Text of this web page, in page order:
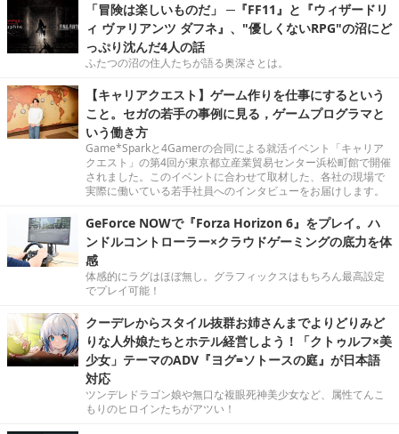
「冒険は楽しいものだ」 ─『FF11』と『ウィザードリ
ィ ヴァリアンツ ダフネ』、"優しくないRPG"の沼にど
っぷり沈んだ4人の話
ふたつの沼の住人たちが語る奥深さとは。
【キャリアクエスト】ゲーム作りを仕事にするという
こと。セガの若手の事例に見る，ゲームプログラマと
いう働き方
Game*Sparkと4Gamerの合同による就活イベント「キャリア
クエスト」の第4回が東京都立産業貿易センター浜松町館で開催
されました。このイベントに合わせて取材した、各社の現場で
実際に働いている若手社員へのインタビューをお届けします。
GeForce NOWで『Forza Horizon 6』をプレイ。ハ
ンドルコントローラー×クラウドゲーミングの底力を体
感
体感的にラグはほぼ無し。グラフィックスはもちろん最高設定
でプレイ可能！
クーデレからスタイル抜群お姉さんまでよりどりみど
りな人外娘たちとホテル経営しよう！「クトゥルフ×美
少女」テーマのADV『ヨグ=ソトースの庭』が日本語
対応
ツンデレドラゴン娘や無口な複眼死神美少女など、属性てんこ
もりのヒロインたちがアツい！